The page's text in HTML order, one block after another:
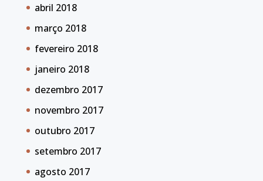
abril 2018
março 2018
fevereiro 2018
janeiro 2018
dezembro 2017
novembro 2017
outubro 2017
setembro 2017
agosto 2017